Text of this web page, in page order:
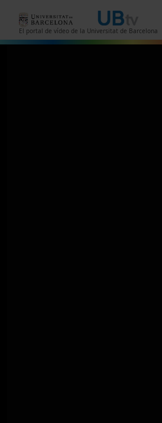
El portal de vídeo de la Universitat de Barcelona